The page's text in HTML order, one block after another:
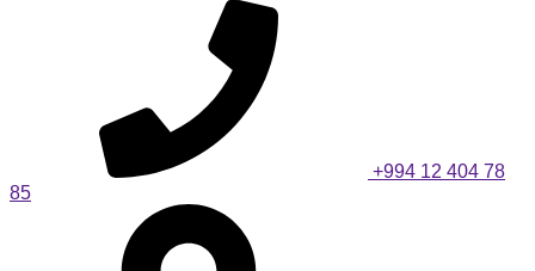
+994 12 404 78
85